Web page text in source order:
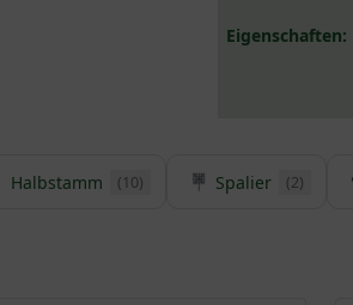
Eigenschaften:
Halbstamm (10) Spalier (2)